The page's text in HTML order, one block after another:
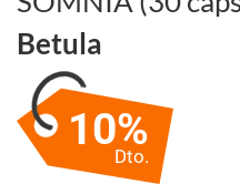
Betula
10%
Dto.